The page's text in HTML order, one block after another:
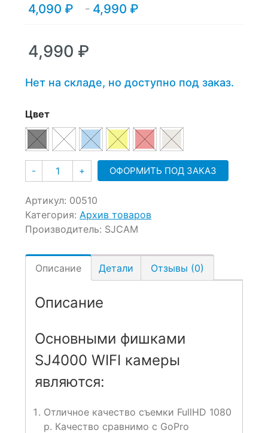
4,090 ₽ – 4,990 ₽
Диапазон
4,990 ₽
4,990 ₽
Нет на складе, но доступно под заказ.
Цвет
- Количество
+ ОФОРМИТЬ ПОД ЗАКАЗ
Артикул: 00510
Категория: Архив товаров
Производитель: SJCAM
Описание Детали Отзывы (0)
Описание
Основными фишками
SJ4000 WIFI камеры
являются:
Отличное качество съемки FullHD 1080
p. Качество сравнимо с GoPro